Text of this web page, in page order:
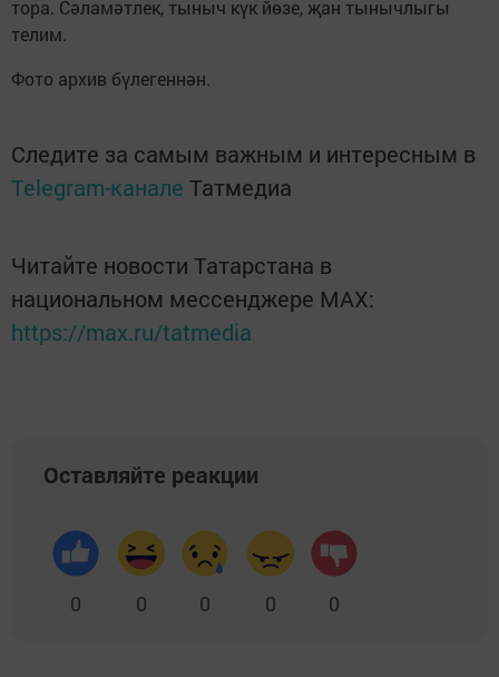
тора. Сәламәтлек, тыныч күк йөзе, җан тынычлыгы
телим.
Фото архив бүлегеннән.
Следите за самым важным и интересным в
Telegram-канале Татмедиа
Читайте новости Татарстана в
национальном мессенджере MАХ:
https://max.ru/tatmedia
Оставляйте реакции
0 0 0 0 0